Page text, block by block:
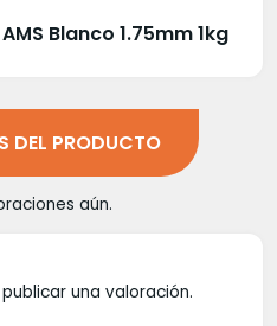
Blanco 1.75mm 1kg
DEL PRODUCTO
aún.
una valoración.